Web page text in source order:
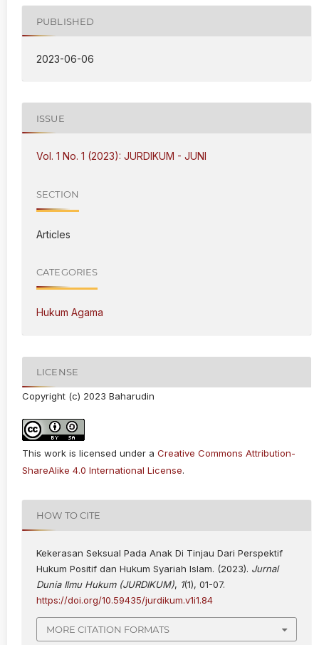
PUBLISHED
2023-06-06
ISSUE
Vol. 1 No. 1 (2023): JURDIKUM - JUNI
SECTION
Articles
CATEGORIES
Hukum Agama
LICENSE
Copyright (c) 2023 Baharudin
This work is licensed under a Creative Commons Attribution-
ShareAlike 4.0 International License.
HOW TO CITE
Kekerasan Seksual Pada Anak Di Tinjau Dari Perspektif
Hukum Positif dan Hukum Syariah Islam. (2023). Jurnal
Dunia Ilmu Hukum (JURDIKUM), 1(1), 01-07.
https://doi.org/10.59435/jurdikum.v1i1.84
MORE CITATION FORMATS